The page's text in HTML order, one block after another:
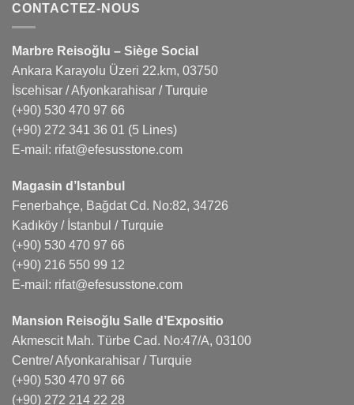
CONTACTEZ-NOUS
Marbre Reisoğlu – Siège Social
Ankara Karayolu Üzeri 22.km, 03750
İscehisar / Afyonkarahisar / Turquie
(+90) 530 470 97 66
(+90) 272 341 36 01 (5 Lines)
E-mail: rifat@efesusstone.com
Magasin d’Istanbul
Fenerbahçe, Bağdat Cd. No:82, 34726
Kadıköy / İstanbul / Turquie
(+90) 530 470 97 66
(+90) 216 550 99 12
E-mail: rifat@efesusstone.com
Mansion Reisoğlu Salle d’Expositio
Akmescit Mah. Türbe Cad. No:47/A, 03100
Centre/ Afyonkarahisar / Turquie
(+90) 530 470 97 66
(+90) 272 214 22 28